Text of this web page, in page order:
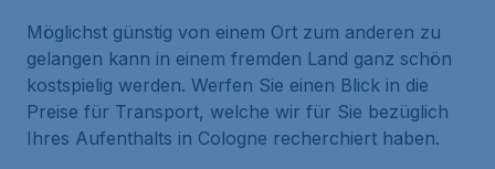
Möglichst günstig von einem Ort zum anderen zu
gelangen kann in einem fremden Land ganz schön
kostspielig werden. Werfen Sie einen Blick in die
Preise für Transport, welche wir für Sie bezüglich
Ihres Aufenthalts in Cologne recherchiert haben.